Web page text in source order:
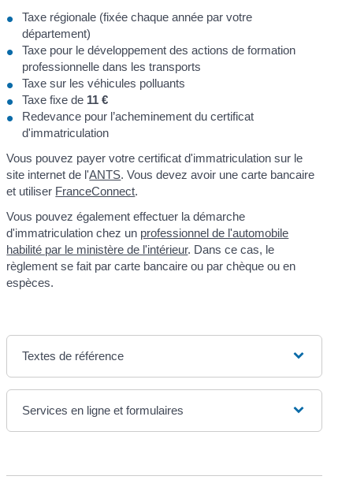
Taxe régionale (fixée chaque année par votre
département)
Taxe pour le développement des actions de formation
professionnelle dans les transports
Taxe sur les véhicules polluants
Taxe fixe de 11 €
Redevance pour l’acheminement du certificat
d'immatriculation
Vous pouvez payer votre certificat d'immatriculation sur le
site internet de l'ANTS. Vous devez avoir une carte bancaire
et utiliser FranceConnect.
Vous pouvez également effectuer la démarche
d'immatriculation chez un professionnel de l'automobile
habilité par le ministère de l'intérieur. Dans ce cas, le
règlement se fait par carte bancaire ou par chèque ou en
espèces.
Textes de référence
Services en ligne et formulaires